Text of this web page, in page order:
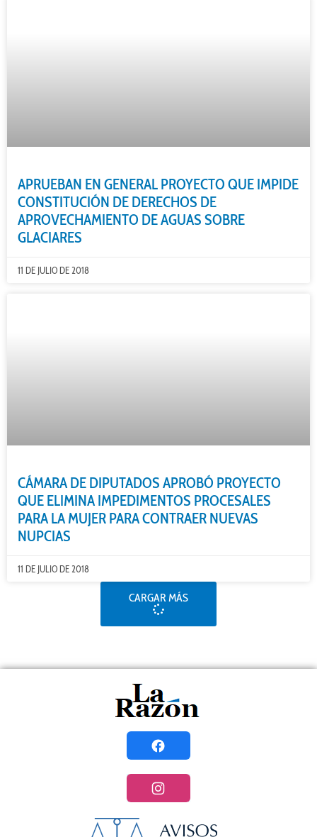
APRUEBAN EN GENERAL PROYECTO QUE IMPIDE
CONSTITUCIÓN DE DERECHOS DE
APROVECHAMIENTO DE AGUAS SOBRE
GLACIARES
11 DE JULIO DE 2018
CÁMARA DE DIPUTADOS APROBÓ PROYECTO
QUE ELIMINA IMPEDIMENTOS PROCESALES
PARA LA MUJER PARA CONTRAER NUEVAS
NUPCIAS
11 DE JULIO DE 2018
CARGAR MÁS